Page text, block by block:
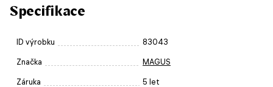
Specifikace
ID výrobku 83043
Značka MAGUS
Záruka 5 let